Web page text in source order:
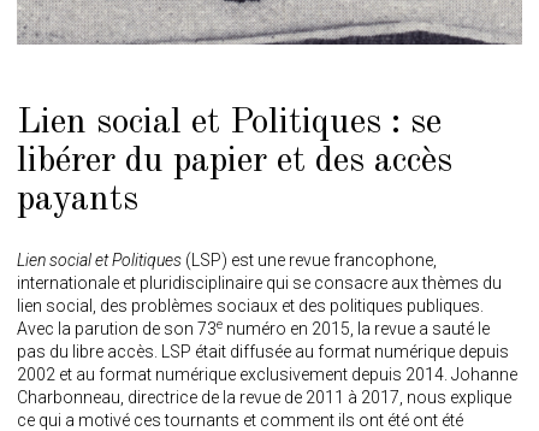
Lien social et Politiques : se
libérer du papier et des accès
payants
Lien social et Politiques (LSP) est une revue francophone,
internationale et pluridisciplinaire qui se consacre aux thèmes du
lien social, des problèmes sociaux et des politiques publiques.
Avec la parution de son 73e numéro en 2015, la revue a sauté le
pas du libre accès. LSP était diffusée au format numérique depuis
2002 et au format numérique exclusivement depuis 2014. Johanne
Charbonneau, directrice de la revue de 2011 à 2017, nous explique
ce qui a motivé ces tournants et comment ils ont été ont été